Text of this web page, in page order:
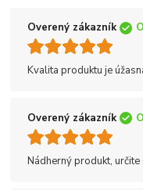
Overený zákazník
Kvalita produktu je
Overený zákazník
Nádherný produkt, určite